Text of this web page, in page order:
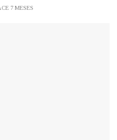
7 MESES